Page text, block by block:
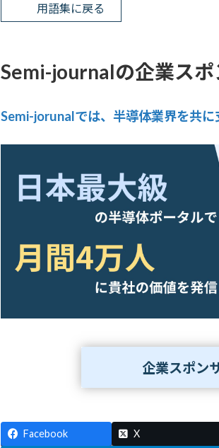
用語集に戻る
Semi-journalの企業ス
Semi-jorunalでは、半導体業界を共
企業スポン
Facebook X